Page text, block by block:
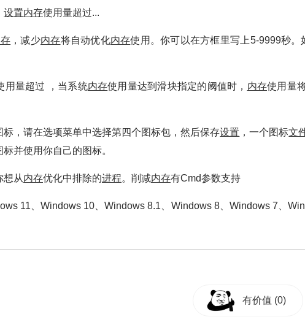
设置内存使用量超过...
，减少内存将自动优化内存使用。你可以在方框里写上5-9999秒。
用量超过 ，当系统内存使用量达到滑块指定的阈值时， 内存使用量
标，请在选项菜单中选择第四个图标包，然后保存设置 ，一个图标文
并使用你自己的图标。
想从内存优化中排除的进程。削减内存有Cmd参数支持
11、Windows 10、Windows 8.1、Windows 8、Windows 7、
有价值 (0)